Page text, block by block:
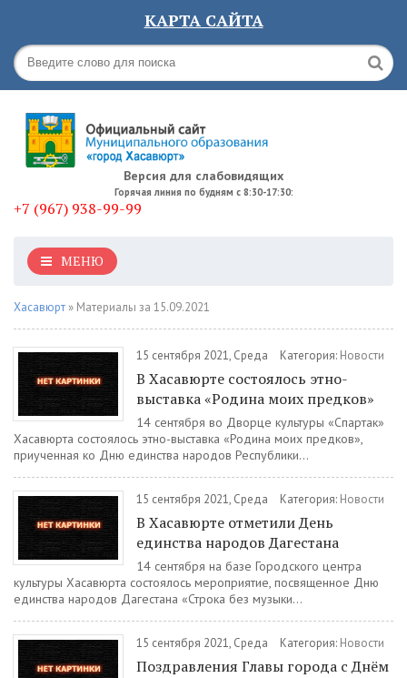
КАРТА САЙТА
Версия для слабовидящих
Горячая линия по будням с 8:30-17:30:
+7 (967) 938-99-99
МЕНЮ
Хасавюрт » Материалы за 15.09.2021
15 сентября 2021, Среда Категория: Новости
В Хасавюрте состоялось этно-
выставка «Родина моих предков»
14 сентября во Дворце культуры «Спартак»
Хасавюрта состоялось этно-выставка «Родина моих предков»,
приученная ко Дню единства народов Республики...
15 сентября 2021, Среда Категория: Новости
В Хасавюрте отметили День
единства народов Дагестана
14 сентября на базе Городского центра
культуры Хасавюрта состоялось мероприятие, посвященное Дню
единства народов Дагестана «Строка без музыки...
15 сентября 2021, Среда Категория: Новости
Поздравления Главы города с Днём